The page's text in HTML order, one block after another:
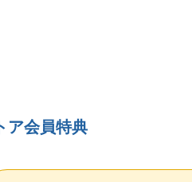
ア会員特典